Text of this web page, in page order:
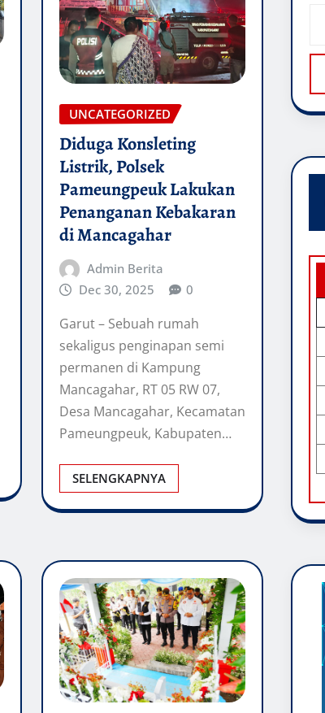
UNCATEGORIZED
Diduga Konsleting
Listrik, Polsek
Pameungpeuk Lakukan
Penanganan Kebakaran
di Mancagahar
Admin Berita
Dec 30, 2025
0
Garut – Sebuah rumah
sekaligus penginapan semi
permanen di Kampung
Mancagahar, RT 05 RW 07,
Desa Mancagahar, Kecamatan
Pameungpeuk, Kabupaten…
SELENGKAPNYA